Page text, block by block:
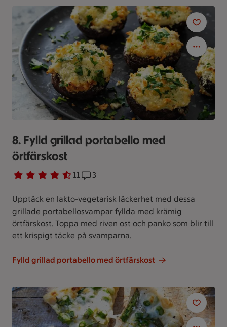
8. Fylld grillad portabello med
örtfärskost
Betyg 4.4 av 5. 11
11 personer har röstatReceptet har 3 kommentarer
3
Upptäck en lakto-vegetarisk läckerhet med dessa
grillade portabellosvampar fyllda med krämig
örtfärskost. Toppa med riven ost och panko som blir till
ett krispigt täcke på svamparna.
Fylld grillad portabello med örtfärskost